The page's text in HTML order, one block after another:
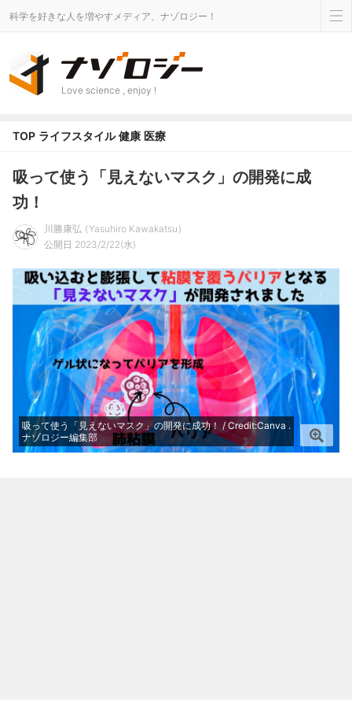
科学を好きな人を増やすメディア、ナゾロジー！
Love science , enjoy !
TOP ライフスタイル 健康 医療
吸って使う「見えないマスク」の開発に成
功！
川勝康弘
Yasuhiro Kawakatsu
公開日 2023/2/22(水)
吸って使う「見えないマスク」の開発に成功！ / Credit:Canva .
ナゾロジー編集部